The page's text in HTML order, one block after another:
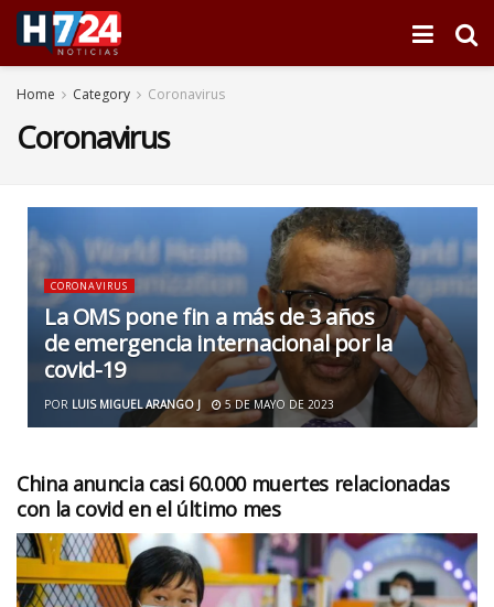
Home Category Coronavirus
Coronavirus
CORONAVIRUS
La OMS pone fin a más de 3 años
de emergencia internacional por la
covid-19
POR LUIS MIGUEL ARANGO J 5 DE MAYO DE 2023
China anuncia casi 60.000 muertes relacionadas
con la covid en el último mes